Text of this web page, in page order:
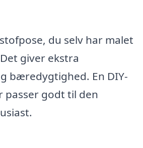
du selv har malet
giver ekstra
bæredygtighed. En DIY-
passer godt til den